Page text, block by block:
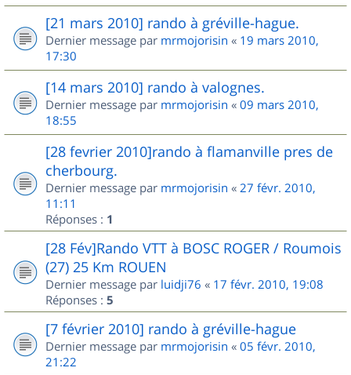
[21 mars 2010] rando à gréville-hague.
Dernier message par mrmojorisin « 19 mars 2010,
17:30
[14 mars 2010] rando à valognes.
Dernier message par mrmojorisin « 09 mars 2010,
18:55
[28 fevrier 2010]rando à flamanville pres de
cherbourg.
Dernier message par mrmojorisin « 27 févr. 2010,
11:11
Réponses : 1
[28 Fév]Rando VTT à BOSC ROGER / Roumois
(27) 25 Km ROUEN
Dernier message par luidji76 « 17 févr. 2010, 19:08
Réponses : 5
[7 février 2010] rando à gréville-hague
Dernier message par mrmojorisin « 05 févr. 2010,
21:22